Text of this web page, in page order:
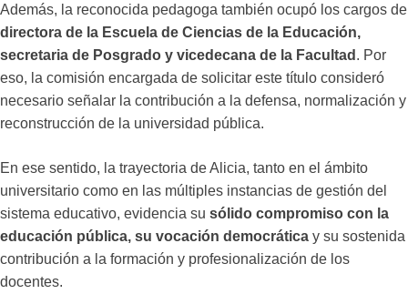
Además, la reconocida pedagoga también ocupó los cargos de
directora de la Escuela de Ciencias de la Educación,
secretaria de Posgrado y vicedecana de la Facultad . Por
eso, la comisión encargada de solicitar este título consideró
necesario señalar la contribución a la defensa, normalización y
reconstrucción de la universidad pública.
En ese sentido, la trayectoria de Alicia, tanto en el ámbito
universitario como en las múltiples instancias de gestión del
sistema educativo, evidencia su sólido compromiso con la
educación pública, su vocación democrática y su sostenida
contribución a la formación y profesionalización de los
docentes.